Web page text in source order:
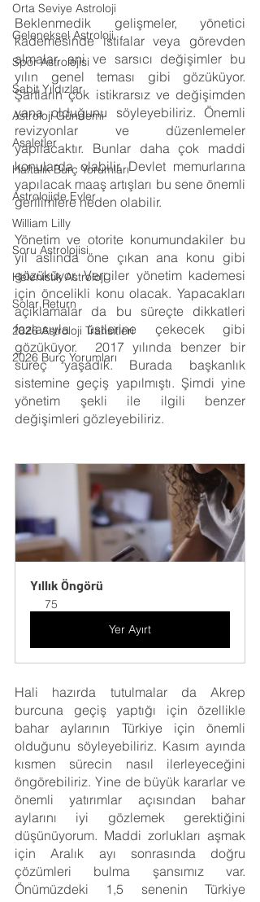
Orta Seviye Astroloji
Geleneksel Astroloji
Spor Astrolojisi
Sabit Yıldızlar
Astroloji Gündemi
Asaletler
Haftalık Burç Yorumları
Astrolojide Evler
William Lilly
Soru Astrolojisi
Helenistik Astroloji
Solar Return
2026 Astroloji Transitleri
2026 Burç Yorumları
Beklenmedik gelişmeler, yönetici
kademesinde istifalar veya görevden
almalar, ani ve sarsıcı değişimler bu
yılın genel teması gibi gözüküyor.
Şartların çok istikrarsız ve değişimden
yana olduğunu söyleyebiliriz. Önemli
revizyonlar ve düzenlemeler
yapılacaktır. Bunlar daha çok maddi
konularda olabilir. Devlet memurlarına
yapılacak maaş artışları bu sene önemli
gerilimlere neden olabilir.
Yönetim ve otorite konumundakiler bu
yıl aslında öne çıkan ana konu gibi
gözüküyor. Vergiler yönetim kademesi
için öncelikli konu olacak. Yapacakları
açıklamalar da bu süreçte dikkatleri
fazlasıyla üstlerine çekecek gibi
gözüküyor.  2017 yılında benzer bir
süreç yaşadık. Burada başkanlık
sistemine geçiş yapılmıştı. Şimdi yine
yönetim şekli ile ilgili benzer
değişimleri gözleyebiliriz.
Yıllık Öngörü
75
Yer Ayırt
Hali hazırda tutulmalar da Akrep
burcuna geçiş yaptığı için özellikle
bahar aylarının Türkiye için önemli
olduğunu söyleyebiliriz. Kasım ayında
kısmen sürecin nasıl ilerleyeceğini
öngörebiliriz. Yine de büyük kararlar ve
önemli yatırımlar açısından bahar
aylarını iyi gözlemek gerektiğini
düşünüyorum. Maddi zorlukları aşmak
için Aralık ayı sonrasında doğru
çözümleri bulma şansımız var.
Önümüzdeki 1,5 senenin Türkiye